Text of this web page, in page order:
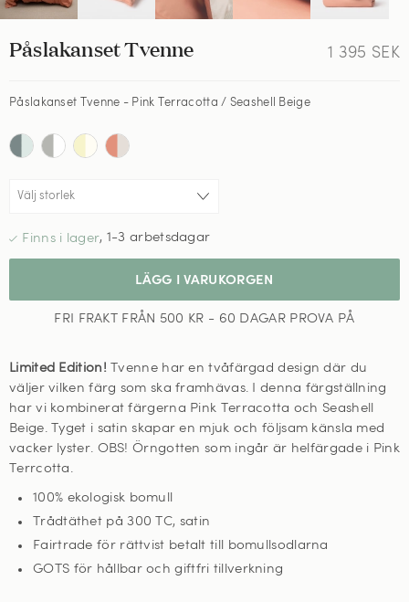
1 395 SEK
Påslakanset Tvenne
Påslakanset Tvenne - Pink Terracotta / Seashell Beige
, 1-3 arbetsdagar
LÄGG I VARUKORGEN
FRI FRAKT FRÅN 500 KR - 60 DAGAR PROVA PÅ
Limited Edition!Tvenne har en tvåfärgad design där du
väljer vilken färg som ska framhävas. I denna färgställning
har vi kombinerat färgerna Pink Terracotta och Seashell
Beige. Tyget i satin skapar en mjuk och följsam känsla med
vacker lyster. OBS! Örngotten som ingår är helfärgade i Pink
Terrcotta.
100% ekologisk bomull
Trådtäthet på 300 TC, satin
Fairtrade för rättvist betalt till bomullsodlarna
GOTS för hållbar och giftfri tillverkning